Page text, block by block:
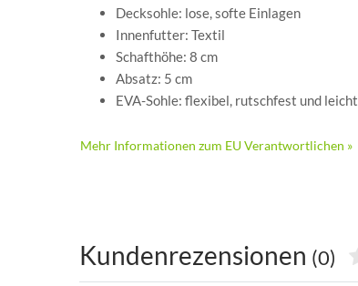
Decksohle: lose, softe Einlagen
Innenfutter: Textil
Schafthöhe: 8 cm
Absatz: 5 cm
EVA-Sohle: flexibel, rutschfest und leicht
Mehr Informationen zum EU Verantwortlichen »
Kundenrezensionen (0)